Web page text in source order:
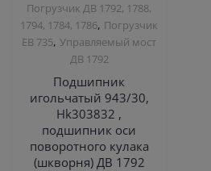
Погрузчик ДВ 1792, 1788,
1794, 1784, 1786, Погрузчик
ЕВ 735,Управляемый мост
ДВ 1792
Подшипник
игольчатый 943/30,
Hk303832 ,
подшипник оси
поворотного кулака
(шкворня) ДВ 1792